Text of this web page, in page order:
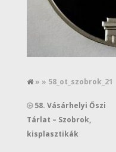
» » 58_ot_szobrok_21
58. Vásárhelyi Őszi
Tárlat – Szobrok,
kisplasztikák